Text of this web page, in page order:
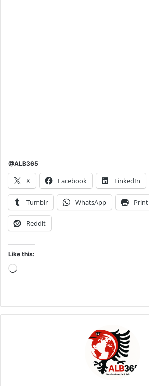
@ALB365
X Facebook LinkedIn
Tumblr WhatsApp Print
Reddit
Like this:
Loading…